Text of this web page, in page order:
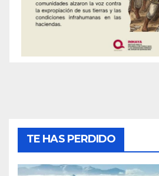
TE HAS PERDIDO